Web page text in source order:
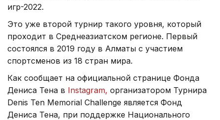
игр-2022.
Это уже второй турнир такого уровня, который
проходит в Среднеазиатском регионе. Первый
состоялся в 2019 году в Алматы с участием
спортсменов из 18 стран мира.
Как сообщает на официальной странице Фонда
Дениса Тена в Instagram, организатором Турнира
Denis Ten Memorial Challenge является Фонд
Дениса Тена, при поддержке Национального